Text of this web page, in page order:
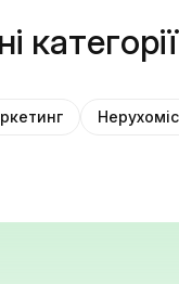
категорії